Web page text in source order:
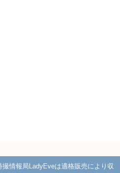
情報局LadyEveは適格販売により収